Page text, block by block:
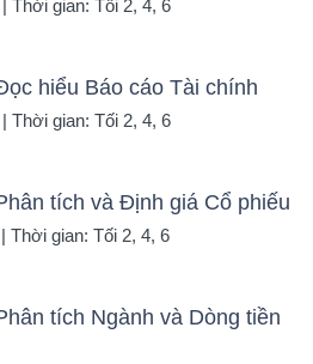
Thời gian: Tối 2, 4, 6
hiểu Báo cáo Tài chính
Thời gian: Tối 2, 4, 6
tích và Định giá Cổ phiếu
Thời gian: Tối 2, 4, 6
tích Ngành và Dòng tiền